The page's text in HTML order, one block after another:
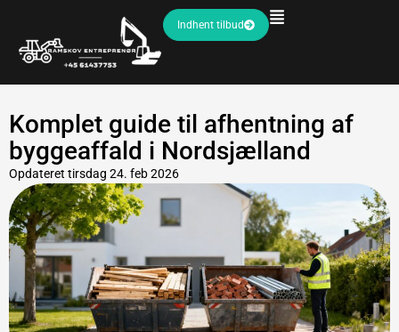
Indhent tilbud
Komplet guide til afhentning af
byggeaffald i Nordsjælland
Opdateret tirsdag 24. feb 2026